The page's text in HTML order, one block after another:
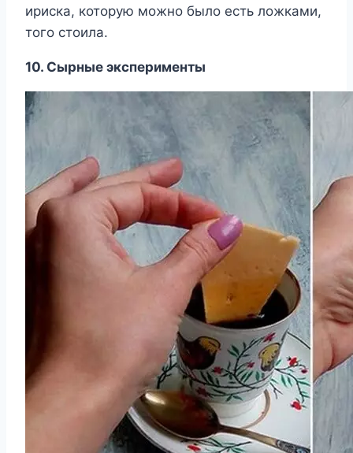
ириска, которую можно было есть ложками,
того стоила.
10. Сырные эксперименты